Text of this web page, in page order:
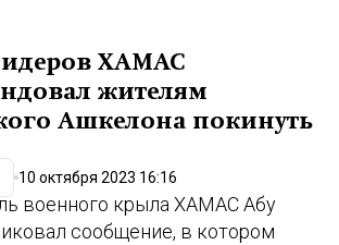
ХАМАС
жителям
Ашкелона покинуть
10 октября 2023 16:16
военного крыла ХАМАС Абу
сообщение, в котором